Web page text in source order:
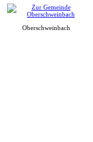
Oberschweinbach